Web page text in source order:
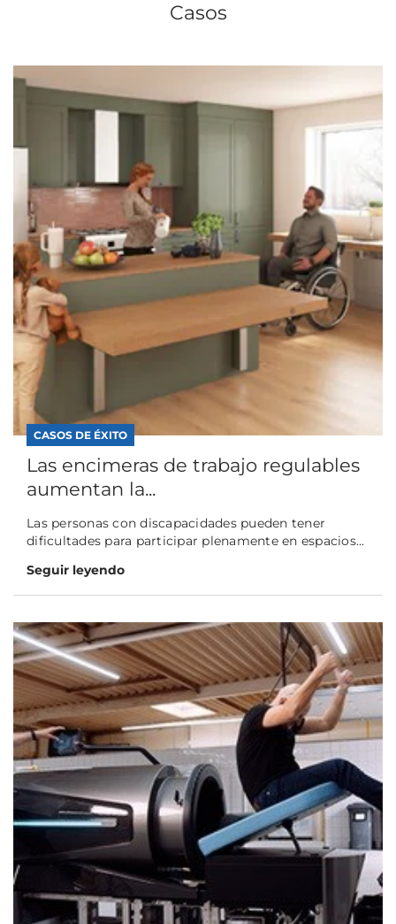
Casos
CASOS DE ÉXITO
Las encimeras de trabajo regulables
aumentan la...
Las personas con discapacidades pueden tener
dificultades para participar plenamente en espacios...
Seguir leyendo